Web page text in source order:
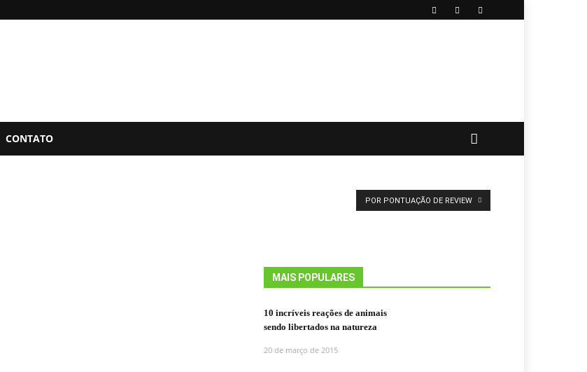
CONTATO
POR PONTUAÇÃO DE REVIEW
MAIS POPULARES
10 incríveis reações de animais
sendo libertados na natureza
20 de março de 2015